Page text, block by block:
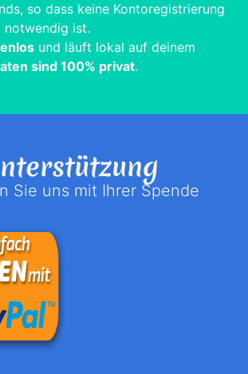
so dass keine Kontoregistrierung
notwendig ist.
und läuft lokal auf deinem
sind 100% privat.
Sie uns mit Ihrer Spende